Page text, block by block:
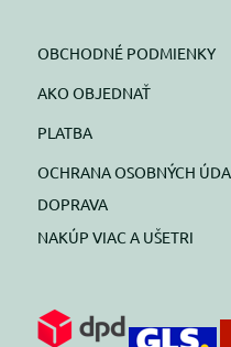
OBCHODNÉ PODMIENKY
AKO OBJEDNAŤ
PLATBA
OCHRANA OSOBNÝCH
DOPRAVA
NAKÚP VIAC A UŠETRI